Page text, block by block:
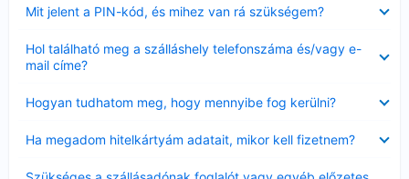
Mit jelent a PIN-kód, és mihez van rá szükségem?
Hol található meg a szálláshely telefonszáma és/vagy e-
mail címe?
Hogyan tudhatom meg, hogy mennyibe fog kerülni?
Ha megadom hitelkártyám adatait, mikor kell fizetnem?